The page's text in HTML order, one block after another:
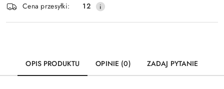
Wyślij
dostawa
Cena przesyłki:
12
OPIS PRODUKTU OPINIE (0) ZADAJ PYTANIE